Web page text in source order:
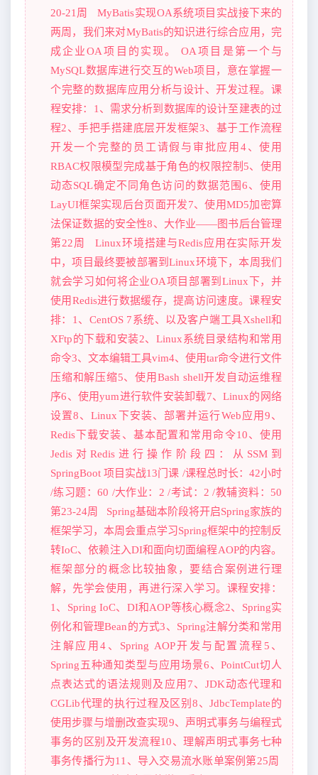
20-21周 MyBatis实现OA系统项目实战接下来的
两周，我们来对MyBatis的知识进行综合应用，完
成企业OA项目的实现。 OA项目是第一个与
MySQL数据库进行交互的Web项目，意在掌握一
个完整的数据库应用分析与设计、开发过程。课
程安排：1、需求分析到数据库的设计至建表的过
程2、手把手搭建底层开发框架3、基于工作流程
开发一个完整的员工请假与审批应用4、使用
RBAC权限模型完成基于角色的权限控制5、使用
动态SQL确定不同角色访问的数据范围6、使用
LayUI框架实现后台页面开发7、使用MD5加密算
法保证数据的安全性8、大作业——图书后台管理
第22周 Linux环境搭建与Redis应用在实际开发
中，项目最终要被部署到Linux环境下，本周我们
就会学习如何将企业OA项目部署到Linux下，并
使用Redis进行数据缓存，提高访问速度。课程安
排：1、CentOS 7系统、以及客户端工具Xshell和
XFtp的下载和安装2、Linux系统目录结构和常用
命令3、文本编辑工具vim4、使用tar命令进行文件
压缩和解压缩5、使用Bash shell开发自动运维程
序6、使用yum进行软件安装卸载7、Linux的网络
设置8、Linux下安装、部署并运行Web应用9、
Redis下载安装、基本配置和常用命令10、使用
Jedis对Redis进行操作阶段四：从SSM到
SpringBoot 项目实战13门课 /课程总时长：42小时
/练习题：60 /大作业：2 /考试：2 /教辅资料：50
第23-24周 Spring基础本阶段将开启Spring家族的
框架学习，本周会重点学习Spring框架中的控制反
转IoC、依赖注入DI和面向切面编程AOP的内容。
框架部分的概念比较抽象，要结合案例进行理
解，先学会使用，再进行深入学习。课程安排：
1、Spring IoC、DI和AOP等核心概念2、Spring实
例化和管理Bean的方式3、Spring注解分类和常用
注解应用4、Spring AOP开发与配置流程5、
Spring五种通知类型与应用场景6、PointCut切人
点表达式的语法规则及应用7、JDK动态代理和
CGLib代理的执行过程及区别8、JdbcTemplate的
使用步骤与增删改查实现9、声明式事务与编程式
事务的区别及开发流程10、理解声明式事务七种
事务传播行为11、导入交易流水账单案例第25周